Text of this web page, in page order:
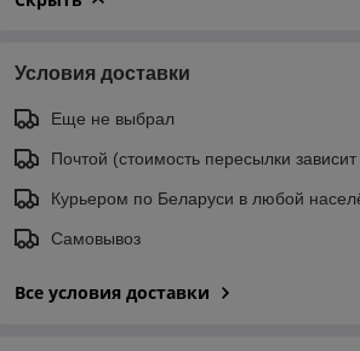
Условия доставки
Еще не выбрал
Почтой (стоимость пересылки зависит
Курьером по Беларуси в любой
Самовывоз
Все условия доставки